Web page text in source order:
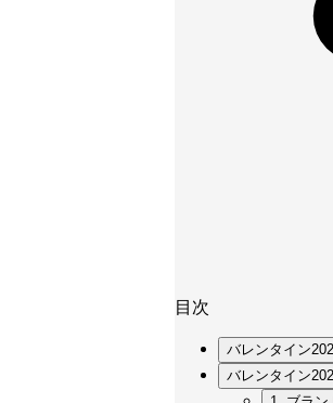
目次
バレンタイン
バレンタイン